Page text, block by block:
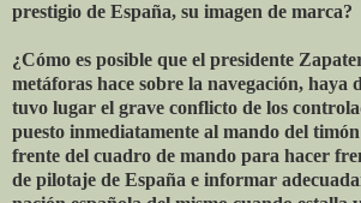
prestigio de España, su imagen de marca?
¿Cómo es posible que el presidente
metáforas hace sobre la navegación, haya
tuvo lugar el grave conflicto de los
puesto inmediatamente al mando del
frente del cuadro de mando para hacer
de pilotaje de España e informar